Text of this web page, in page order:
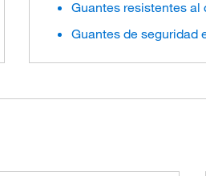
Guantes resistentes al
Guantes de seguridad